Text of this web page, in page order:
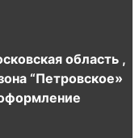
область ,
“Петровское»